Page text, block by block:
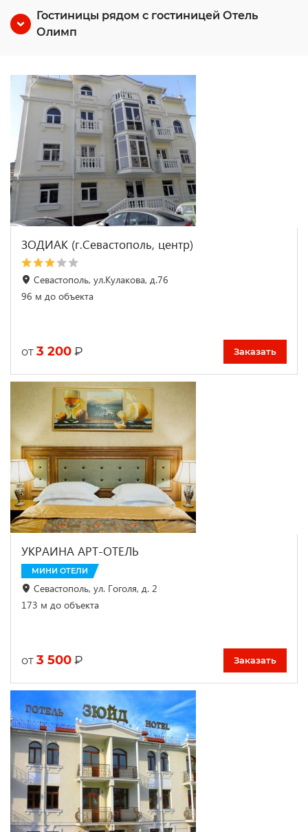
Гостиницы рядом с гостиницей Отель
Олимп
ЗОДИАК (г.Севастополь, центр)
Севастополь, ул.Кулакова, д.76
96 м до объекта
от 3 200 ₽ Заказать
УКРАИНА АРТ-ОТЕЛЬ
МИНИ ОТЕЛИ
Севастополь, ул. Гоголя, д. 2
173 м до объекта
от 3 500 ₽ Заказать